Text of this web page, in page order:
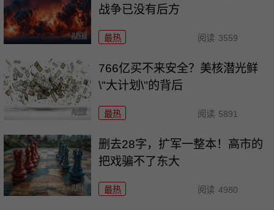
战争已没有后方
最热 阅读 3559
766亿买不来安全？美核潜光鲜
\"大计划\"的背后
最热 阅读 5891
删去28字，扩军一整本！高市的
把戏骗不了东大
最热 阅读 4980